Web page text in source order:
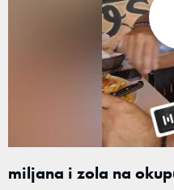
miljana i zola na